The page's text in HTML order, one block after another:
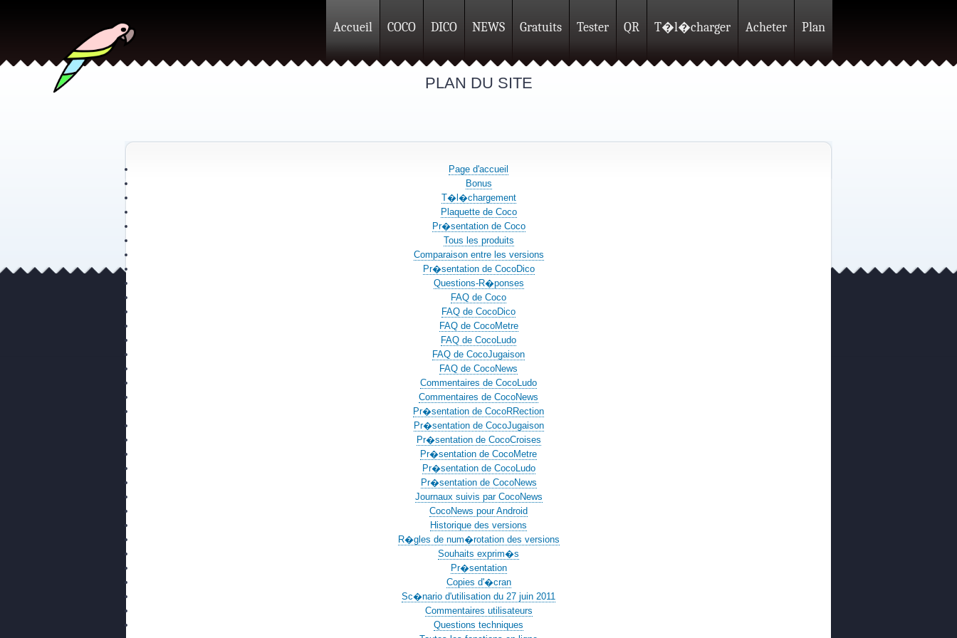
Accueil COCO DICO NEWS Gratuits Tester QR T�l�charger Acheter Plan
PLAN DU SITE
Page d'accueil
Bonus
T�l�chargement
Plaquette de Coco
Pr�sentation de Coco
Tous les produits
Comparaison entre les versions
Pr�sentation de CocoDico
Questions-R�ponses
FAQ de Coco
FAQ de CocoDico
FAQ de CocoMetre
FAQ de CocoLudo
FAQ de CocoJugaison
FAQ de CocoNews
Commentaires de CocoLudo
Commentaires de CocoNews
Pr�sentation de CocoRRection
Pr�sentation de CocoJugaison
Pr�sentation de CocoCroises
Pr�sentation de CocoMetre
Pr�sentation de CocoLudo
Pr�sentation de CocoNews
Journaux suivis par CocoNews
CocoNews pour Android
Historique des versions
R�gles de num�rotation des versions
Souhaits exprim�s
Pr�sentation
Copies d'�cran
Sc�nario d'utilisation du 27 juin 2011
Commentaires utilisateurs
Questions techniques